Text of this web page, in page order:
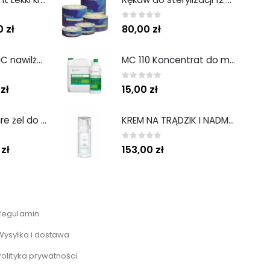
zł
PREBIOTIC TONIC nawilżający tonik z prebiotykami 200 ml
zł
US-NEO Gel Care żel do mycia twarzy z kwasem usninowym 200 ml.
zł
0out of 5
80,00 zł
MC 110 Koncentrat do mycia i konserwacji podłóg ZAPACH BIAŁYCH KWIATÓW 1L MEDISEPT
0out of 5
15,00 zł
KREM NA TRĄDZIK I NADMIERNY ŁOJOTOK AZA CREAM 50 ml
0out of 5
153,00 zł
i dostawa
prywatności